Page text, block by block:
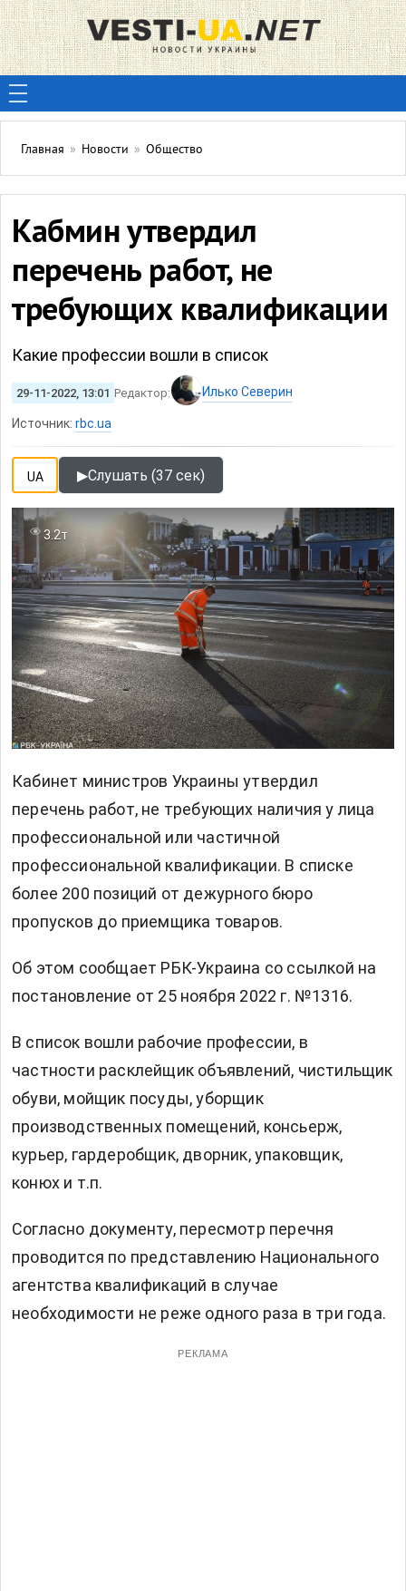
Главная » Новости » Общество
Кабмин утвердил
перечень работ, не
требующих квалификации
Какие профессии вошли в список
29-11-2022, 13:01 Редактор: Илько Северин
Источник: rbc.ua
UA ▶Слушать (37 сек)
3.2т
Кабинет министров Украины утвердил
перечень работ, не требующих наличия у лица
профессиональной или частичной
профессиональной квалификации. В списке
более 200 позиций от дежурного бюро
пропусков до приемщика товаров.
Об этом сообщает РБК-Украина со ссылкой на
постановление от 25 ноября 2022 г. №1316.
В список вошли рабочие профессии, в
частности расклейщик объявлений, чистильщик
обуви, мойщик посуды, уборщик
производственных помещений, консьерж,
курьер, гардеробщик, дворник, упаковщик,
конюх и т.п.
Согласно документу, пересмотр перечня
проводится по представлению Национального
агентства квалификаций в случае
необходимости не реже одного раза в три года.
РЕКЛАМА